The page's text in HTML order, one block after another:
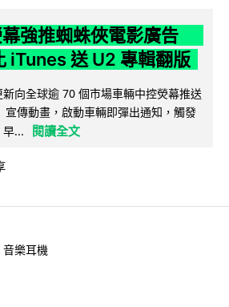
強推蜘蛛俠電影廣告
iTunes 送 U2 專輯翻版
向全球逾 70 個市場車輛中控熒幕推送
宣傳動畫，啟動車輛即彈出通知，觸發
...
閱讀全文
音樂耳機